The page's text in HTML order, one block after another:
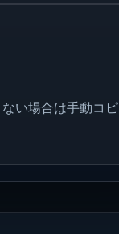
い場合は手動コピ